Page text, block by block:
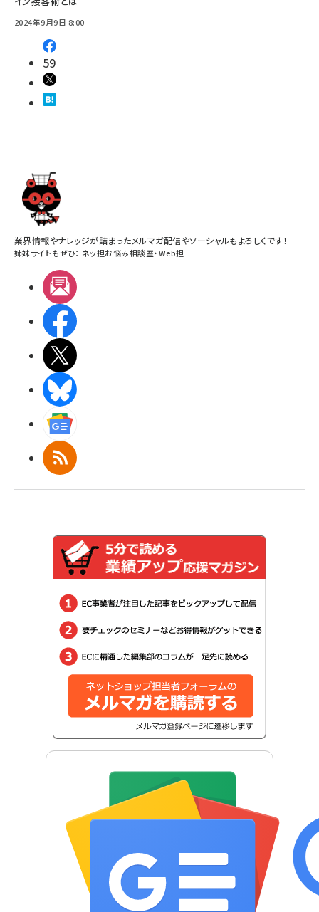
2024年9月9日 8:00
59
業界情報やナレッジが詰まったメルマガ配信やソーシャルもよろしくです！
姉妹サイトもぜひ： ネッ担お悩み相談室・Web担
RSS